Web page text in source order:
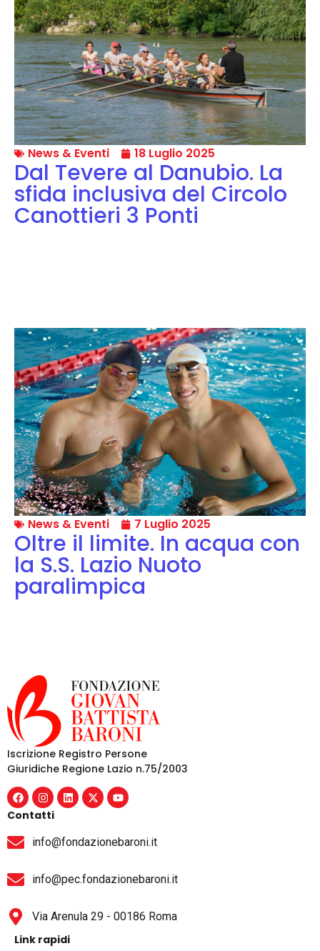
News & Eventi 18 Luglio 2025
Dal Tevere al Danubio. La
sfida inclusiva del Circolo
Canottieri 3 Ponti
News & Eventi 7 Luglio 2025
Oltre il limite. In acqua con
la S.S. Lazio Nuoto
paralimpica
Iscrizione Registro Persone
Giuridiche Regione Lazio n.75/2003
Contatti
info@fondazionebaroni.it
info@pec.fondazionebaroni.it
Via Arenula 29 - 00186 Roma
Link rapidi